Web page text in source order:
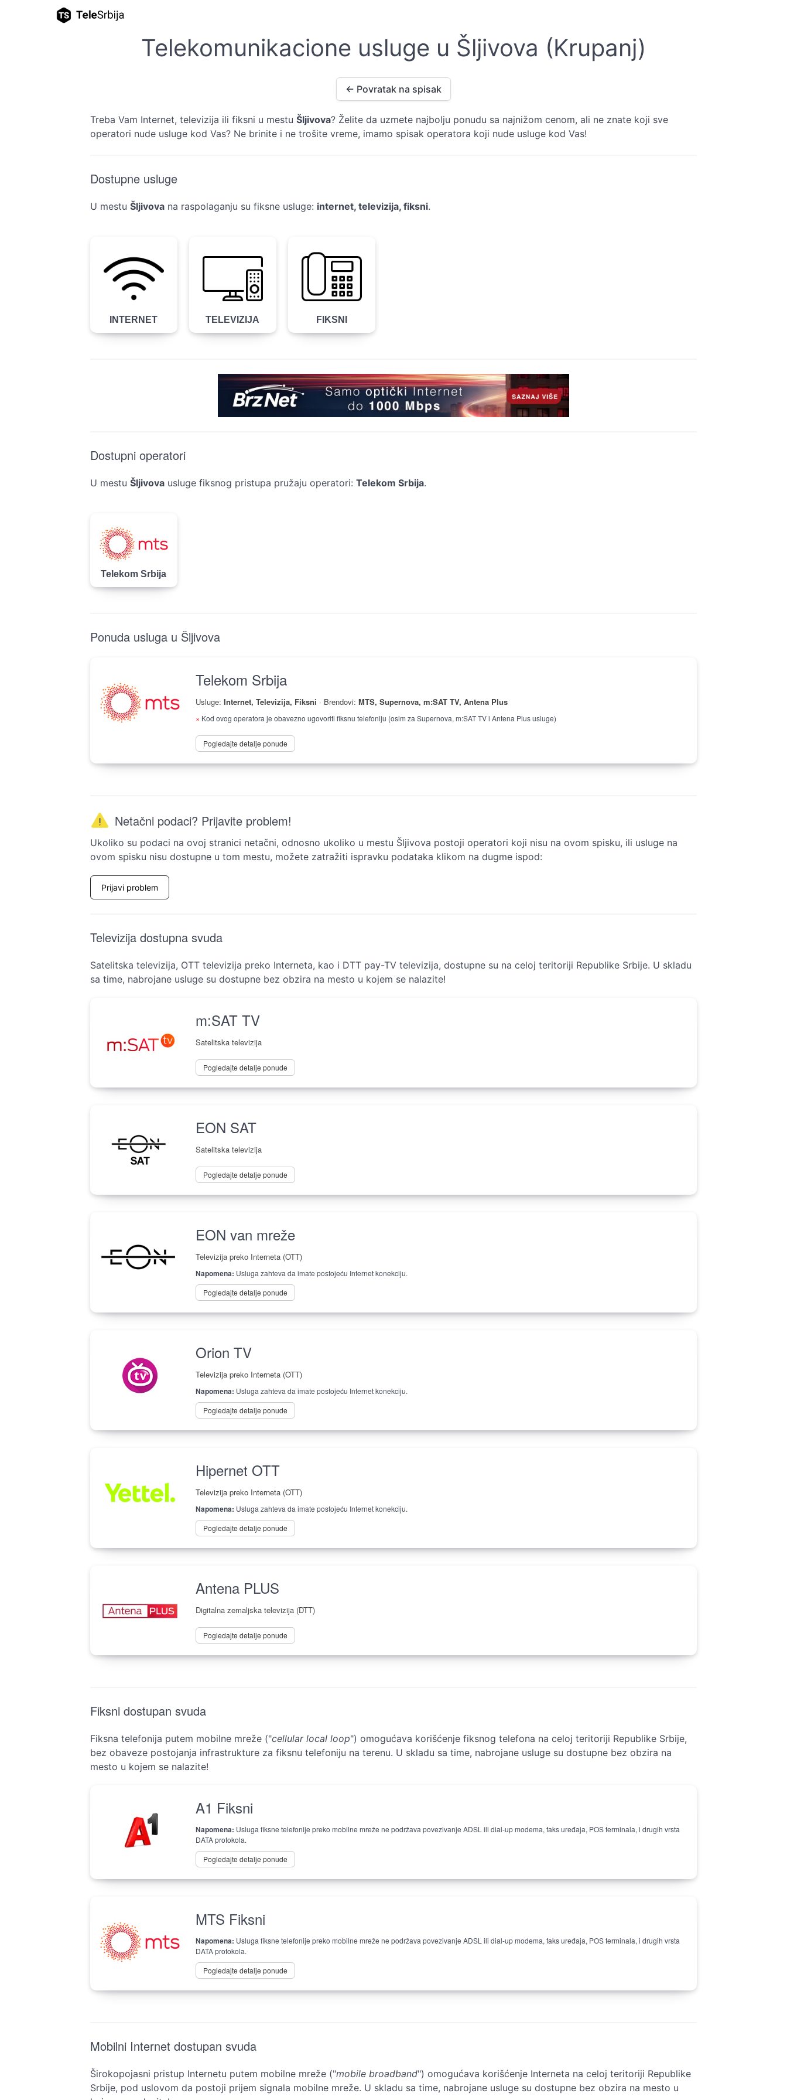
Telekomunikacione usluge u Šljivova (Krupanj)
← Povratak na spisak
Treba Vam Internet, televizija ili fiksni u mestu Šljivova? Želite da uzmete najbolju ponudu sa najnižom cenom, ali ne znate koji sve
operatori nude usluge kod Vas? Ne brinite i ne trošite vreme, imamo spisak operatora koji nude usluge kod Vas!
Dostupne usluge
U mestu Šljivovana raspolaganju su fiksne usluge: internet, televizija, fiksni.
INTERNET TELEVIZIJA FIKSNI
Dostupni operatori
U mestu Šljivovausluge fiksnog pristupa pružaju operatori: Telekom Srbija.
Telekom Srbija
Ponuda usluga u Šljivova
Telekom Srbija
Usluge: Internet, Televizija, Fiksni · Brendovi: MTS, Supernova, m:SAT TV, Antena Plus
× Kod ovog operatora je obavezno ugovoriti fiksnu telefoniju (osim za Supernova, m:SAT TV i Antena Plus usluge)
Pogledajte detalje ponude
Netačni podaci? Prijavite problem!
Ukoliko su podaci na ovoj stranici netačni, odnosno ukoliko u mestu Šljivova postoji operatori koji nisu na ovom spisku, ili usluge na
ovom spisku nisu dostupne u tom mestu, možete zatražiti ispravku podataka klikom na dugme ispod:
Prijavi problem
Televizija dostupna svuda
Satelitska televizija, OTT televizija preko Interneta, kao i DTT pay-TV televizija, dostupne su na celoj teritoriji Republike Srbije. U skladu
sa time, nabrojane usluge su dostupne bez obzira na mesto u kojem se nalazite!
m:SAT TV
Satelitska televizija
Pogledajte detalje ponude
EON SAT
Satelitska televizija
Pogledajte detalje ponude
EON van mreže
Televizija preko Interneta (OTT)
Napomena: Usluga zahteva da imate postojeću Internet konekciju.
Pogledajte detalje ponude
Orion TV
Televizija preko Interneta (OTT)
Napomena: Usluga zahteva da imate postojeću Internet konekciju.
Pogledajte detalje ponude
Hipernet OTT
Televizija preko Interneta (OTT)
Napomena: Usluga zahteva da imate postojeću Internet konekciju.
Pogledajte detalje ponude
Antena PLUS
Digitalna zemaljska televizija (DTT)
Pogledajte detalje ponude
Fiksni dostupan svuda
Fiksna telefonija putem mobilne mreže ("cellular local loop") omogućava korišćenje fiksnog telefona na celoj teritoriji Republike Srbije,
bez obaveze postojanja infrastrukture za fiksnu telefoniju na terenu. U skladu sa time, nabrojane usluge su dostupne bez obzira na
mesto u kojem se nalazite!
A1 Fiksni
Napomena: Usluga fiksne telefonije preko mobilne mreže ne podržava povezivanje ADSL ili dial-up modema, faks uređaja, POS terminala, i drugih vrsta
DATA protokola.
Pogledajte detalje ponude
MTS Fiksni
Napomena: Usluga fiksne telefonije preko mobilne mreže ne podržava povezivanje ADSL ili dial-up modema, faks uređaja, POS terminala, i drugih vrsta
DATA protokola.
Pogledajte detalje ponude
Mobilni Internet dostupan svuda
Širokopojasni pristup Internetu putem mobilne mreže ("mobile broadband") omogućava korišćenje Interneta na celoj teritoriji Republike
Srbije, pod uslovom da postoji prijem signala mobilne mreže. U skladu sa time, nabrojane usluge su dostupne bez obzira na mesto u